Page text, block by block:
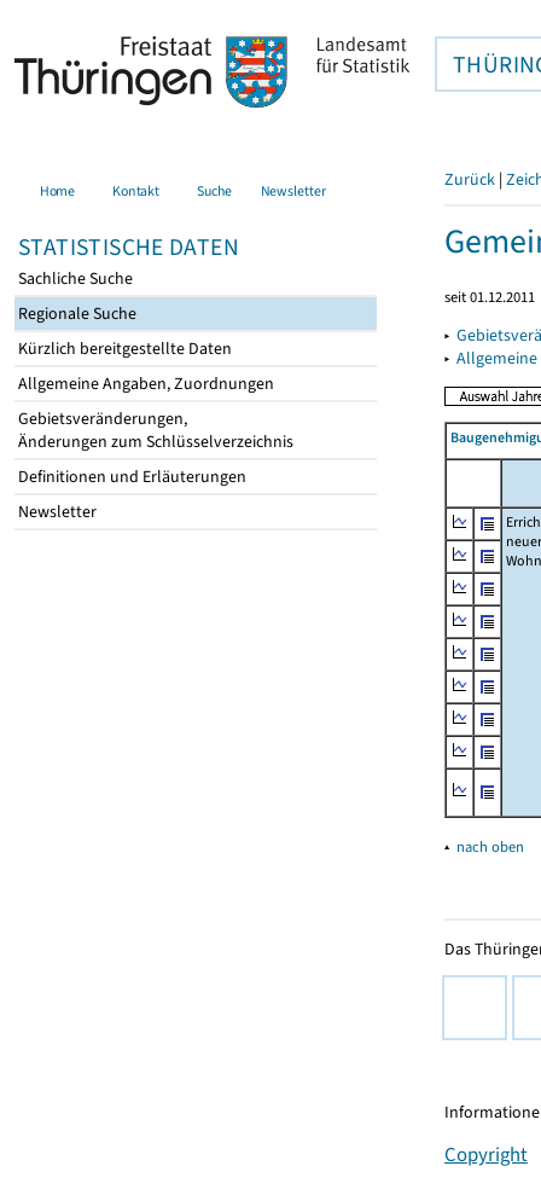
Home Kontakt Suche Newsletter
STATISTISCHE DATEN
Sachliche Suche
Regionale Suche
Kürzlich bereitgestellte Daten
Allgemeine Angaben, Zuordnungen
Gebietsveränderungen,
Änderungen zum Schlüsselverzeichnis
Definitionen und Erläuterungen
Newsletter
Zurück |
seit 01.12.2011
▸
▸
neuer
▴ nach oben
Das
Copyright